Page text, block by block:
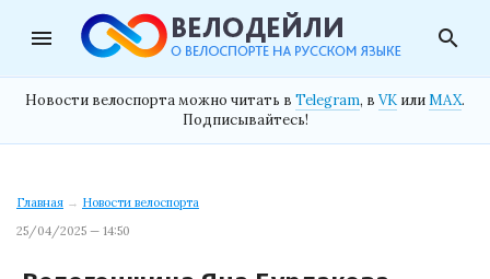
menu search
Новости велоспорта можно читать в Telegram, в VK илиMAX.
Подписывайтесь!
Главная → Новости велоспорта
25/04/2025 — 14:50